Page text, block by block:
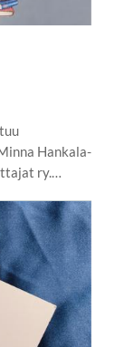
Hankala-
ry.…